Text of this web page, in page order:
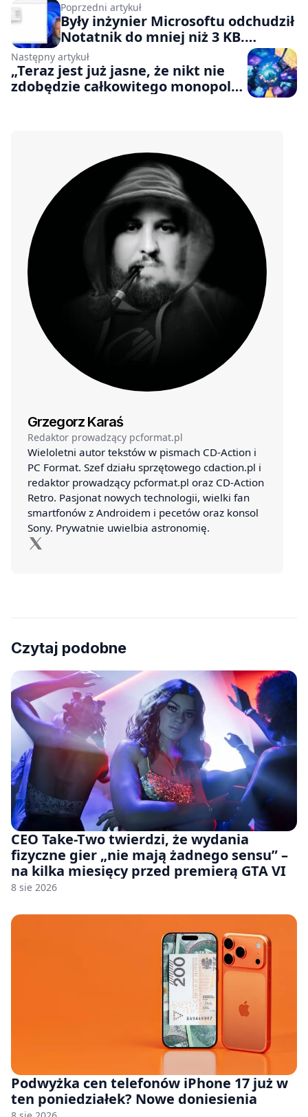
Poprzedni artykuł
Były inżynier Microsoftu odchudził
Notatnik do mniej niż 3 KB.
TinyRetroPad nie ma żadnych
funkcji AI
Następny artykuł
„Teraz jest już jasne, że nikt nie
zdobędzie całkowitego monopolu
Grzegorz Karaś
Redaktor prowadzący pcformat.pl
Wieloletni autor tekstów w pismach CD-Action i
PC Format. Szef działu sprzętowego cdaction.pl i
redaktor prowadzący pcformat.pl oraz CD-Action
Retro. Pasjonat nowych technologii, wielki fan
smartfonów z Androidem i pecetów oraz konsol
Sony. Prywatnie uwielbia astronomię.
Czytaj podobne
CEO Take-Two twierdzi, że wydania
fizyczne gier „nie mają żadnego sensu” –
na kilka miesięcy przed premierą GTA VI
8 sie 2026
Podwyżka cen telefonów iPhone 17 już w
ten poniedziałek? Nowe doniesienia